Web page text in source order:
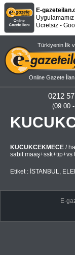
E-
Uygulamamız
Ücretsiz -
Türkiyenin İlk
Online Gazete
0212
(09:00
KUCUKCEKMECE /
sabit
Etiket : İSTANBUL,
E-